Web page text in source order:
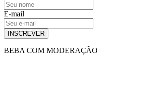
E-mail
INSCREVER
BEBA COM MODERAÇÃO